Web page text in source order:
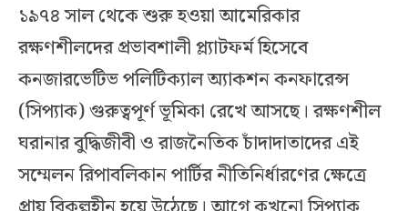
১৯৭৪ সাল থেকে শুরু হওয়া আমেরিকার
রক্ষণশীলদের প্রভাবশালী প্ল্যাটফর্ম হিসেবে
কনজারভেটিভ পলিটিক্যাল অ্যাকশন কনফারেন্স
(সিপ্যাক) গুরুত্বপূর্ণ ভূমিকা রেখে আসছে। রক্ষণশীল
ঘরানার বুদ্ধিজীবী ও রাজনৈতিক চাঁদাদাতাদের এই
সম্মেলন রিপাবলিকান পার্টির নীতিনির্ধারণের ক্ষেত্রে